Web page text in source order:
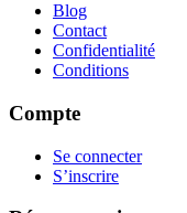
Blog
Contact
Confidentialité
Conditions
Compte
Se connecter
S’inscrire